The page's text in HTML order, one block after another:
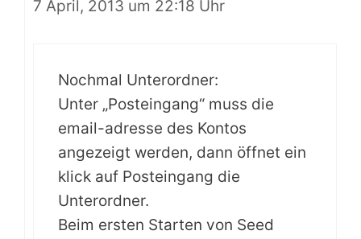
7 April, 2013 um 22:18 Uhr
Nochmal Unterordner:
Unter „Posteingang“ muss die
email-adresse des Kontos
angezeigt werden, dann öffnet ein
klick auf Posteingang die
Unterordner.
Beim ersten Starten von Seed